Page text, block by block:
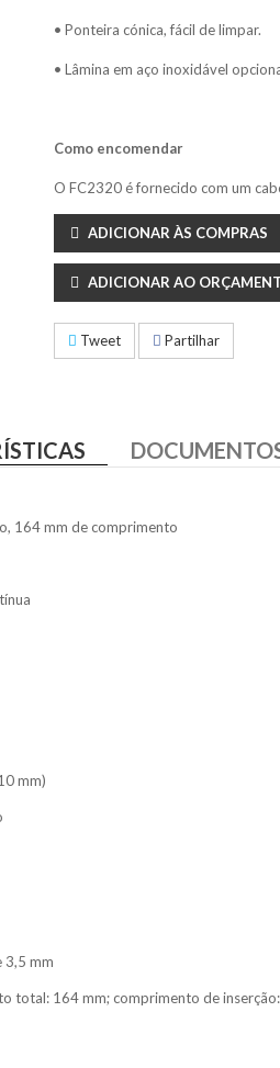
• Ponteira cónica, fácil de limpar.
• Lâmina em aço inoxidável
Como encomendar
O FC2320 é fornecido com um
ADICIONAR ÀS COMPRAS
ADICIONAR AO
Tweet Partilhar
164 mm de comprimento
mm)
3,5 mm
total: 164 mm; comprimento de